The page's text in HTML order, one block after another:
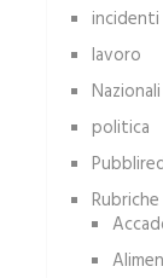
incidenti
lavoro
Nazionali
politica
Rubriche